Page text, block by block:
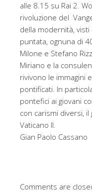
alle 8.15 su Rai 2.
rivoluzione del
della modernità, visti
puntata, ognuna di
Milone e Stefano
Miriano e la
rivivono le immagini
pontificati. In
pontefici ai giovani
con carismi diversi,
Vaticano II.
Gian Paolo Cassano
Comments are